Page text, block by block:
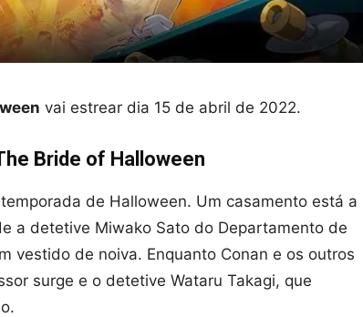
vai estrear dia 15 de abril de 2022.
Bride of Halloween
de Halloween. Um casamento está a
a detetive Miwako Sato do Departamento de
vestido de noiva. Enquanto Conan e os outros
surge e o detetive Wataru Takagi, que